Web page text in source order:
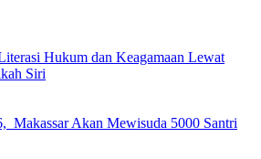
Hukum dan Keagamaan Lewat
Siri
Makassar Akan Mewisuda 5000 Santri